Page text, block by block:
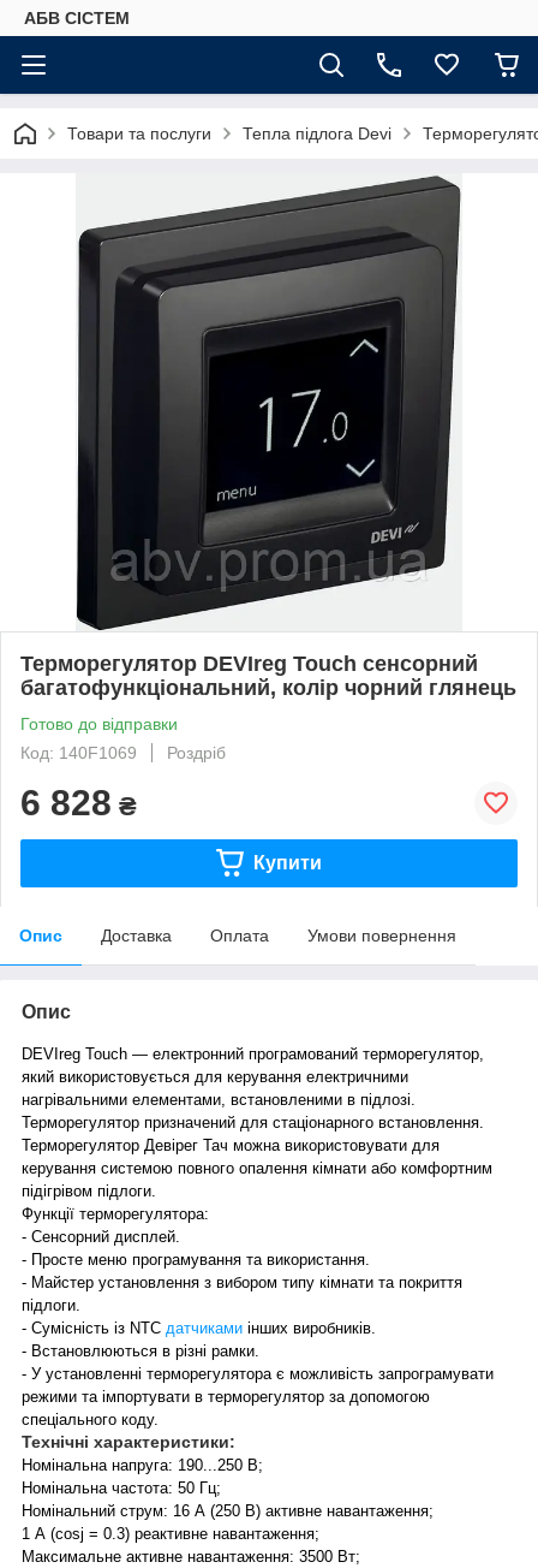
АБВ СІСТЕМ
Товари та послуги Тепла підлога Devi
Терморегулятор DEVIreg Touch сенсорний
багатофункціональний, колір чорний глянець
Готово до відправки
Код: 140F1069
Роздріб
6 828 ₴
Купити
Опис Доставка Оплата Умови повернення
Опис
DEVIreg Touch — електронний програмований терморегулятор,
який використовується для керування електричними
нагрівальними елементами, встановленими в підлозі.
Терморегулятор призначений для стаціонарного встановлення.
Терморегулятор Девірег Тач можна використовувати для
керування системою повного опалення кімнати або комфортним
підігрівом підлоги.
Функції терморегулятора:
- Сенсорний дисплей.
- Просте меню програмування та використання.
- Майстер установлення з вибором типу кімнати та покриття
підлоги.
- Сумісність із NTC датчиками інших виробників.
- Встановлюються в різні рамки.
- У установленні терморегулятора є можливість запрограмувати
режими та імпортувати в терморегулятор за допомогою
спеціального коду.
Технічні характеристики:
Номінальна напруга: 190...250 В;
Номінальна частота: 50 Гц;
Номінальний струм: 16 А (250 В) активне навантаження;
1 А (cosj = 0.3) реактивне навантаження;
Максимальне активне навантаження: 3500 Вт;